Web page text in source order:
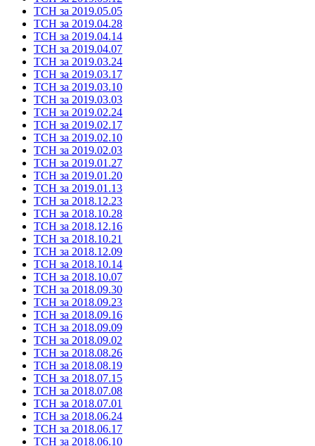
ТСН за 2019.05.05
ТСН за 2019.04.28
ТСН за 2019.04.14
ТСН за 2019.04.07
ТСН за 2019.03.24
ТСН за 2019.03.17
ТСН за 2019.03.10
ТСН за 2019.03.03
ТСН за 2019.02.24
ТСН за 2019.02.17
ТСН за 2019.02.10
ТСН за 2019.02.03
ТСН за 2019.01.27
ТСН за 2019.01.20
ТСН за 2019.01.13
ТСН за 2018.12.23
ТСН за 2018.10.28
ТСН за 2018.12.16
ТСН за 2018.10.21
ТСН за 2018.12.09
ТСН за 2018.10.14
ТСН за 2018.10.07
ТСН за 2018.09.30
ТСН за 2018.09.23
ТСН за 2018.09.16
ТСН за 2018.09.09
ТСН за 2018.09.02
ТСН за 2018.08.26
ТСН за 2018.08.19
ТСН за 2018.07.15
ТСН за 2018.07.08
ТСН за 2018.07.01
ТСН за 2018.06.24
ТСН за 2018.06.17
ТСН за 2018.06.10